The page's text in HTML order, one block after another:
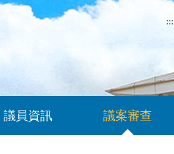
:::
議員資訊 議案審查